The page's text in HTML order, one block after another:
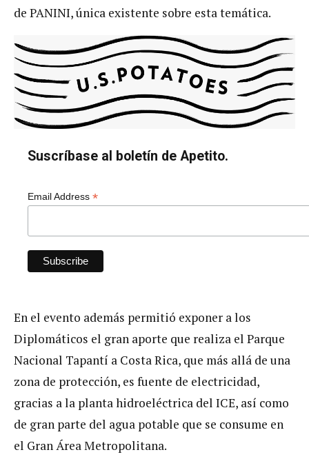
de PANINI, única existente sobre esta temática.
Suscríbase al boletín de Apetito.
Email Address *
En el evento además permitió exponer a los
Diplomáticos el gran aporte que realiza el Parque
Nacional Tapantí a Costa Rica, que más allá de una
zona de protección, es fuente de electricidad,
gracias a la planta hidroeléctrica del ICE, así como
de gran parte del agua potable que se consume en
el Gran Área Metropolitana.